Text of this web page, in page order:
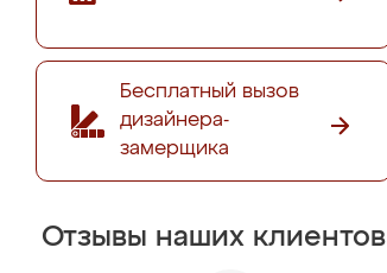
Бесплатный вызов
дизайнера-
замерщика
Отзывы наших клиентов